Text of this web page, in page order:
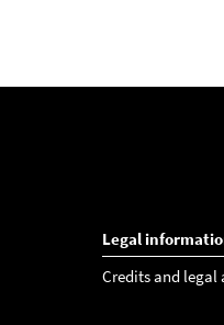
Legal
Credits and legal